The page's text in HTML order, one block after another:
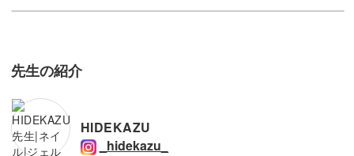
先生の紹介
HIDEKAZU
_hidekazu_